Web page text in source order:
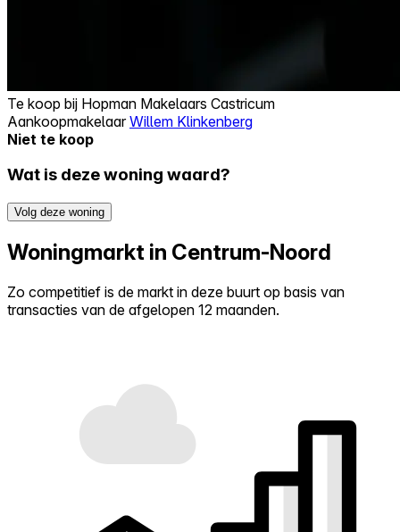
Te koop bij Hopman Makelaars Castricum
AankoopmakelaarWillem Klinkenberg
Niet te koop
Wat is deze woning waard?
Volg deze woning
Woningmarkt in Centrum-Noord
Zo competitief is de markt in deze buurt op basis van
transacties van de afgelopen 12 maanden.